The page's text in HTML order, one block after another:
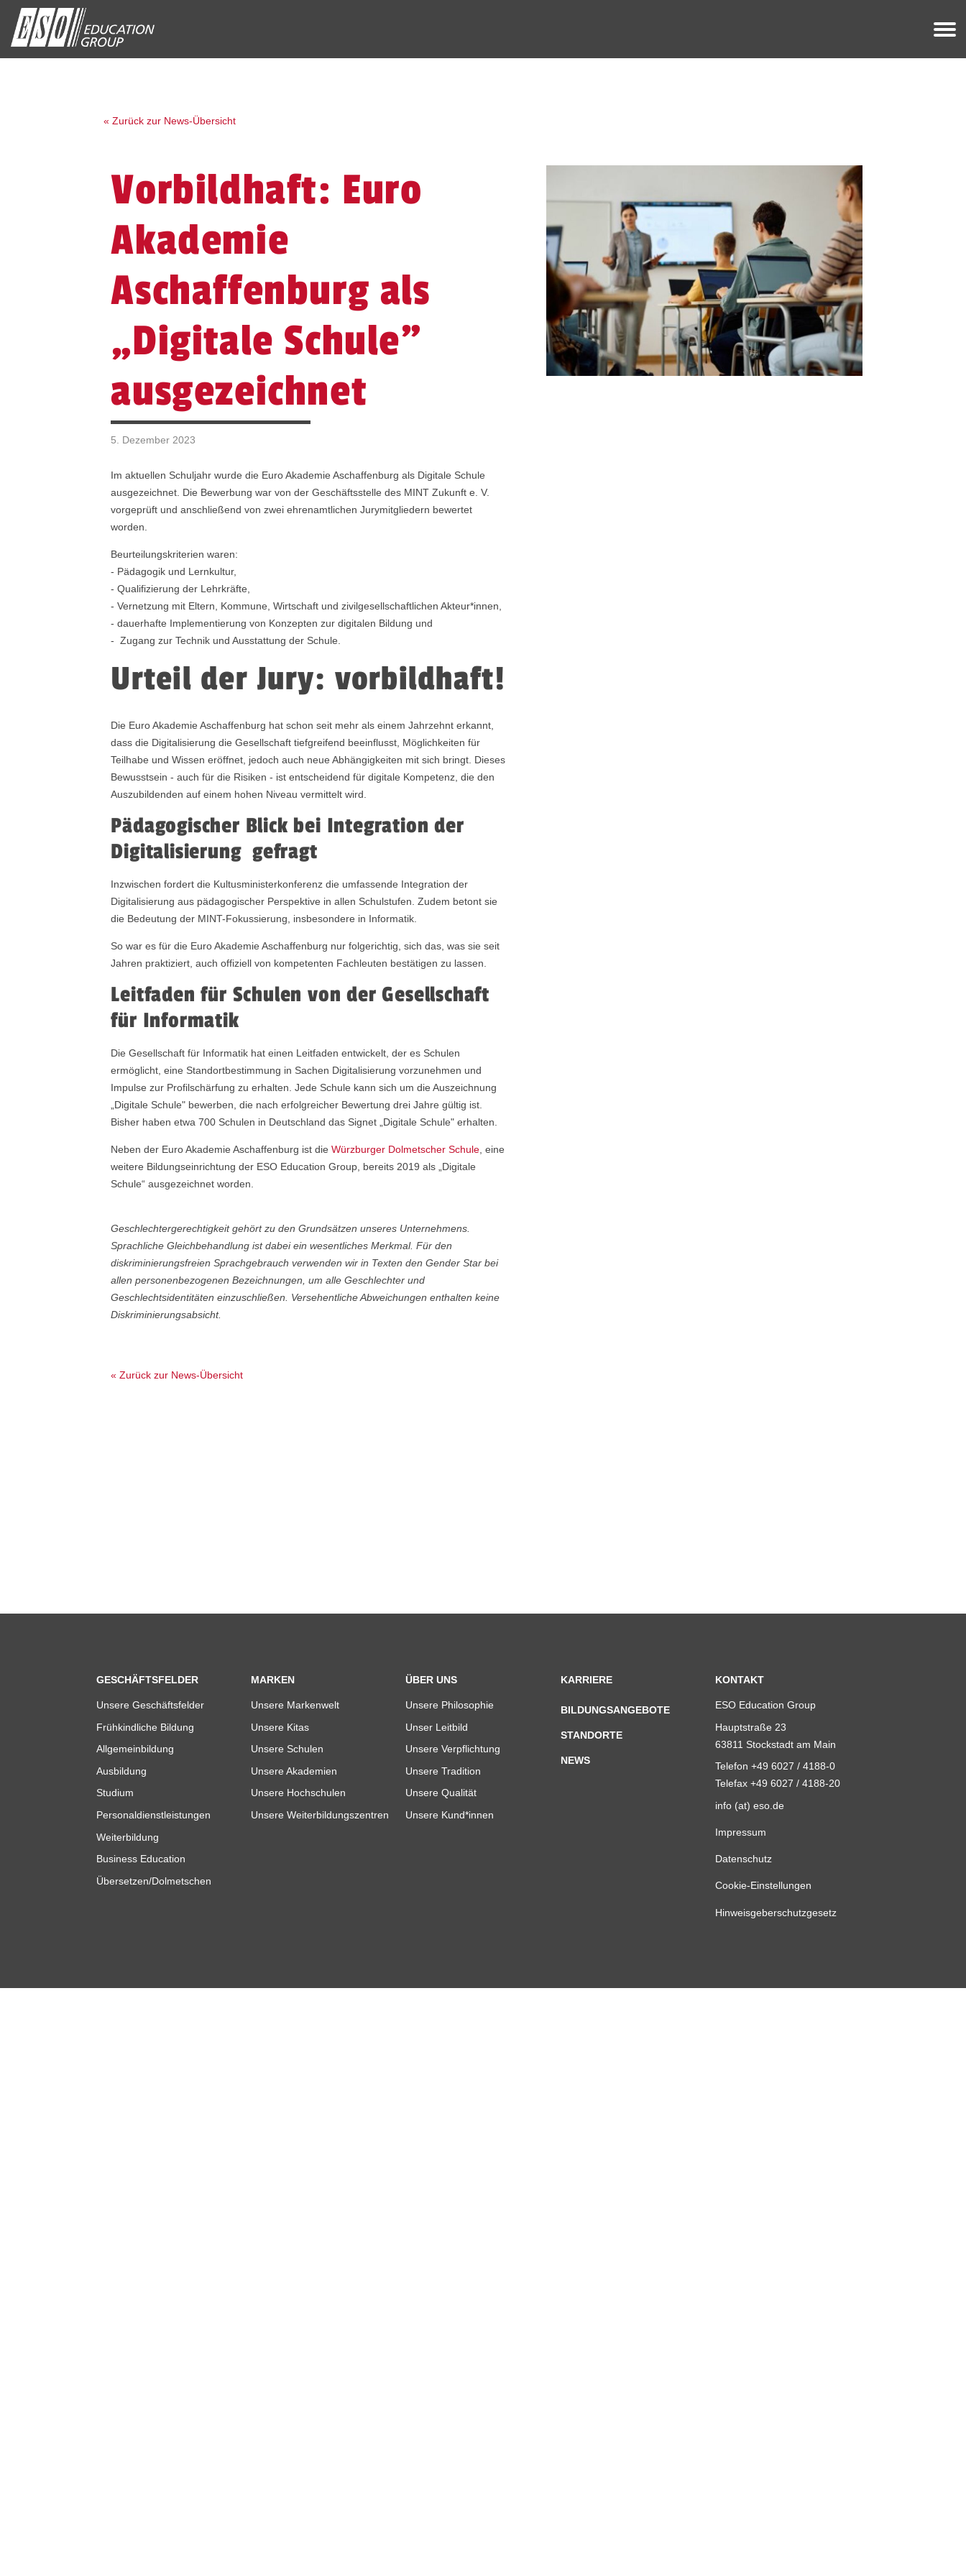
« Zurück zur News-Übersicht
Vorbildhaft: Euro
Akademie
Aschaffenburg als
„Digitale Schule"
ausgezeichnet
5. Dezember 2023
Im aktuellen Schuljahr wurde die Euro Akademie Aschaffenburg als Digitale Schule
ausgezeichnet. Die Bewerbung war von der Geschäftsstelle des MINT Zukunft e. V.
vorgeprüft und anschließend von zwei ehrenamtlichen Jurymitgliedern bewertet
worden.
Beurteilungskriterien waren:
- Pädagogik und Lernkultur,
- Qualifizierung der Lehrkräfte,
- Vernetzung mit Eltern, Kommune, Wirtschaft und zivilgesellschaftlichen Akteur*innen,
- dauerhafte Implementierung von Konzepten zur digitalen Bildung und
- Zugang zur Technik und Ausstattung der Schule.
Urteil der Jury: vorbildhaft!
Die Euro Akademie Aschaffenburg hat schon seit mehr als einem Jahrzehnt erkannt,
dass die Digitalisierung die Gesellschaft tiefgreifend beeinflusst, Möglichkeiten für
Teilhabe und Wissen eröffnet, jedoch auch neue Abhängigkeiten mit sich bringt. Dieses
Bewusstsein - auch für die Risiken - ist entscheidend für digitale Kompetenz, die den
Auszubildenden auf einem hohen Niveau vermittelt wird.
Pädagogischer Blick bei Integration der
Digitalisierung gefragt
Inzwischen fordert die Kultusministerkonferenz die umfassende Integration der
Digitalisierung aus pädagogischer Perspektive in allen Schulstufen. Zudem betont sie
die Bedeutung der MINT-Fokussierung, insbesondere in Informatik.
So war es für die Euro Akademie Aschaffenburg nur folgerichtig, sich das, was sie seit
Jahren praktiziert, auch offiziell von kompetenten Fachleuten bestätigen zu lassen.
Leitfaden für Schulen von der Gesellschaft
für Informatik
Die Gesellschaft für Informatik hat einen Leitfaden entwickelt, der es Schulen
ermöglicht, eine Standortbestimmung in Sachen Digitalisierung vorzunehmen und
Impulse zur Profilschärfung zu erhalten. Jede Schule kann sich um die Auszeichnung
„Digitale Schule" bewerben, die nach erfolgreicher Bewertung drei Jahre gültig ist.
Bisher haben etwa 700 Schulen in Deutschland das Signet „Digitale Schule" erhalten.
Neben der Euro Akademie Aschaffenburg ist die Würzburger Dolmetscher Schule , eine
weitere Bildungseinrichtung der ESO Education Group, bereits 2019 als „Digitale
Schule“ ausgezeichnet worden.
Geschlechtergerechtigkeit gehört zu den Grundsätzen unseres Unternehmens.
Sprachliche Gleichbehandlung ist dabei ein wesentliches Merkmal. Für den
diskriminierungsfreien Sprachgebrauch verwenden wir in Texten den Gender Star bei
allen personenbezogenen Bezeichnungen, um alle Geschlechter und
Geschlechtsidentitäten einzuschließen. Versehentliche Abweichungen enthalten keine
Diskriminierungsabsicht.
« Zurück zur News-Übersicht
GESCHÄFTSFELDER
Unsere Geschäftsfelder
Frühkindliche Bildung
Allgemeinbildung
Ausbildung
Studium
Personaldienstleistungen
Weiterbildung
Business Education
Übersetzen/Dolmetschen
MARKEN
Unsere Markenwelt
Unsere Kitas
Unsere Schulen
Unsere Akademien
Unsere Hochschulen
Unsere Weiterbildungszentren
ÜBER UNS
Unsere Philosophie
Unser Leitbild
Unsere Verpflichtung
Unsere Tradition
Unsere Qualität
Unsere Kund*innen
KARRIERE
BILDUNGSANGEBOTE
STANDORTE
NEWS
KONTAKT
ESO Education Group
Hauptstraße 23
63811 Stockstadt am Main
Telefon +49 6027 / 4188-0
Telefax +49 6027 / 4188-20
info (at) eso.de
Impressum
Datenschutz
Cookie-Einstellungen
Hinweisgeberschutzgesetz